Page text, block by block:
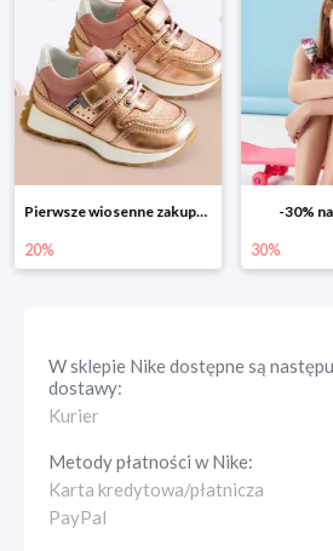
Pierwsze wiosenne zakupy -20%
20%
-30%
30%
W sklepie Nikedostępne są
dostawy:
Kurier
Metody płatności wNike:
Karta kredytowa/płatnicza
PayPal